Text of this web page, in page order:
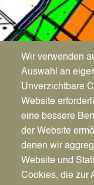
Fläche
Wir verwenden
Auswahl an
Unverzichtbare
Website
eine bessere
der Website
denen wir
Website und
Cookies, die zur